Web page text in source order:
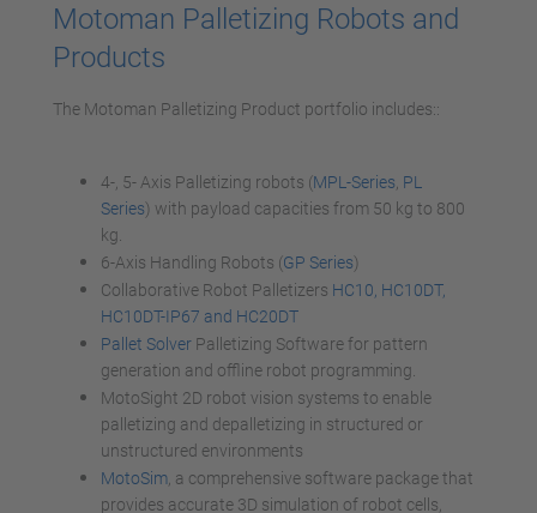
Akzeptieren
Management Platform
Motoman Palletizing Robots and
Products
The Motoman Palletizing Product portfolio includes::
4-, 5- Axis Palletizing robots (MPL-Series PL
Series) with payload capacities from 50 kg to 800
kg.
6-Axis Handling Robots (GP Series)
Collaborative Robot Palletizers HC10, HC10DT,
HC10DT-IP67 and HC20DT
Pallet Solver Palletizing Software for pattern
generation and offline robot programming.
MotoSight 2D robot vision systems to enable
palletizing and depalletizing in structured or
unstructured environments
MotoSim , a comprehensive software package that
provides accurate 3D simulation of robot cells,